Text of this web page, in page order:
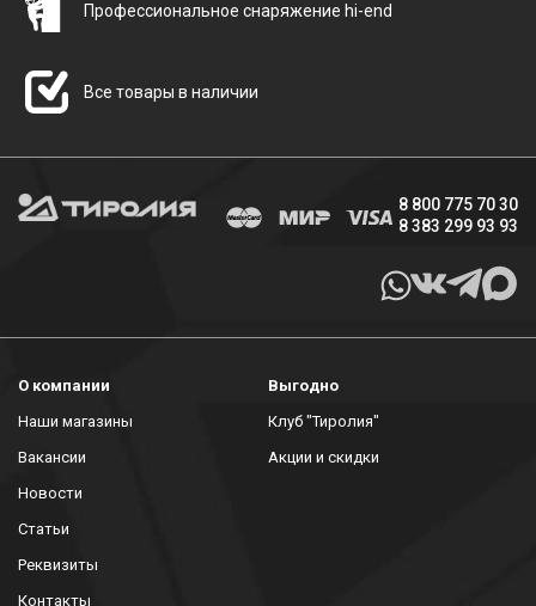
Профессиональное снаряжение hi-end
Все товары в наличии
8 800 775 70 30
8 383 299 93 93
О компании
Наши магазины
Вакансии
Новости
Статьи
Реквизиты
Контакты
Выгодно
Клуб "Тиролия"
Акции и скидки